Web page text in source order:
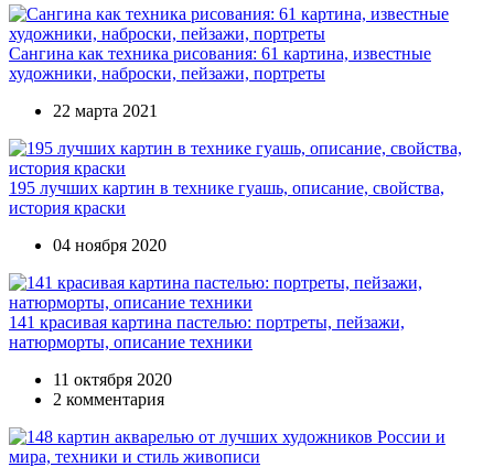
Сангина как техника рисования: 61 картина, известные
художники, наброски, пейзажи, портреты
22 марта 2021
195 лучших картин в технике гуашь, описание, свойства,
история краски
04 ноября 2020
141 красивая картина пастелью: портреты, пейзажи,
натюрморты, описание техники
11 октября 2020
2 комментария